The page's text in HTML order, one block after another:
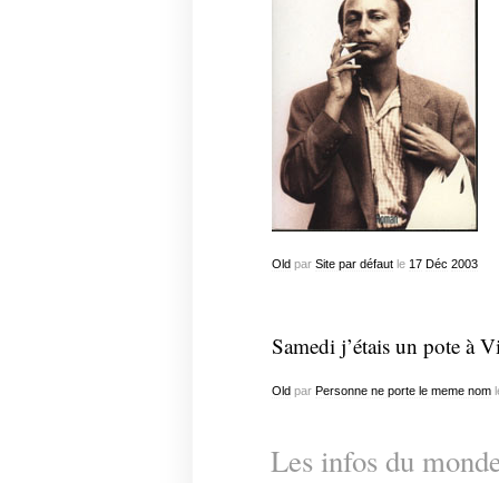
Oldpar Site par défautle 17 Déc 2003
Samedi j’étais un pote à
Oldpar Personne ne porte le meme nom
Les infos du